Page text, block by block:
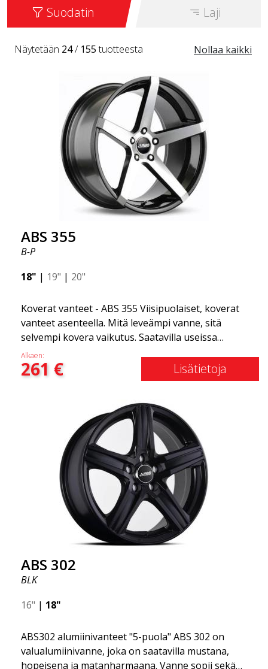
Suodatin Laji
Nollaa kaikki
Näytetään 24/ 155tuotteesta
ABS 355
B-P
18" | 19" | 20"
Koverat vanteet - ABS 355 Viisipuolaiset, koverat
vanteet asenteella. Mitä leveämpi vanne, sitä
selvempi kovera vaikutus. Saatavilla useissa
väriyhdistelmissä: Musta kiillotetuilla puolilla, Täysin
hopea tai Mattaharmaa. Yhteensopiva useimpien
markkinoilla olevien automerkkien kanssa. Valitset
erittäin korkealaatuinen ja erittäin kestävä. Mikä on
tehnyt ABS355:stä niin suositun Ruotsissa? Malli on
erittäin kovera, muoto on urheilullinen ja design on
tyylikäs. Tämä vanne malli on tehnyt itselleen nimen
vanteiden markkinoilla fantastisen ja ainutlaatuisen
suunnittelunsa ansiosta. ABS355:llä teet tavallisesta
autosta tyylikkäämmän. ABS355-vanteet jakaa
yksinoikeudella ABS Wheels.
Alkaen:
261 € Lisätietoja
ABS 302
BLK
16" | 18"
ABS302 alumiinivanteet "5-puola" ABS 302 on
valualumiinivanne, joka on saatavilla mustana,
hopeisena ja matanharmaana. Vanne sopii sekä